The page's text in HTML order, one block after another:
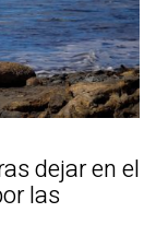
dejar en el
las